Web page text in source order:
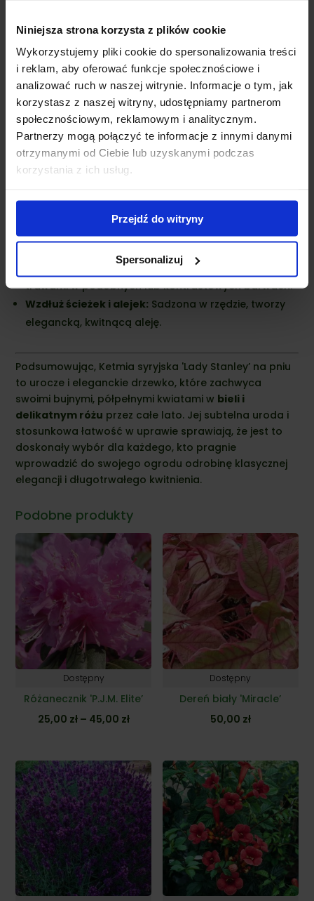
Niniejsza strona korzysta z plików cookie
Wykorzystujemy pliki cookie do spersonalizowania treści
i reklam, aby oferować funkcje społecznościowe i
analizować ruch w naszej witrynie. Informacje o tym, jak
korzystasz z naszej witryny, udostępniamy partnerom
społecznościowym, reklamowym i analitycznym.
Partnerzy mogą połączyć te informacje z innymi danymi
otrzymanymi od Ciebie lub uzyskanymi podczas
korzystania z ich usług.
Przejdź do witryny
Spersonalizuj
Ketmia syryjska 'Lady Stanley’ na pniu to doskonały
wybór do:
Soliter:Jako pojedynczy, efektowny akcent w
reprezentacyjnych częściach ogrodu, na trawniku,
czy w pobliżu wejścia. Jej delikatne barwy pięknie
wtopią się w otoczenie.
Roślina pojemnikowa: Idealna do uprawy w dużych
donicach na tarasach, balkonach czy patio, gdzie
stanowi wyjątkową ozdobę przez całe lato.
kolorystyka i elegancki pokrój doskonale pasują do
punktem kompozycji, otoczonym niższymi bylinami i
trawami w podobnych lub kontrastowych barwach.
Wzdłuż ścieżek i alejek: Sadzona w rzędzie, tworzy
elegancką, kwitnącą aleję.
Podsumowując, Ketmia syryjska 'Lady Stanley’ na pniu
to urocze i eleganckie drzewko, które zachwyca
swoimi bujnymi, półpełnymi kwiatami w bieli i
delikatnym różu przez całe lato. Jej subtelna uroda i
stosunkowa łatwość w uprawie sprawiają, że jest to
doskonały wybór dla każdego, kto pragnie
wprowadzić do swojego ogrodu odrobinę klasycznej
elegancji i długotrwałego kwitnienia.
Podobne produkty
Dostępny
Różanecznik 'P.J.M. Elite’
25,00 zł – 45,00 złZakres
25,00 zł
do
45,00 zł
Dostępny
Dereń biały 'Miracle’
50,00 zł